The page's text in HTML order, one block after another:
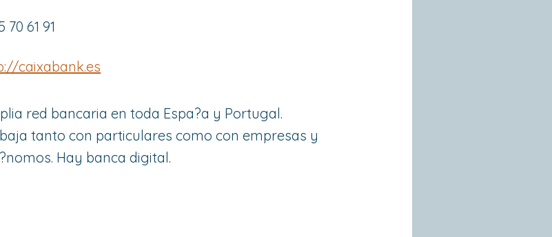
70 61 91
caixabank.es
red bancaria en toda Espa?a y Portugal.
tanto con particulares como con empresas y
Hay banca digital.